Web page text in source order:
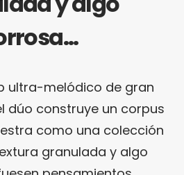
ultra-melódico de gran
dúo construye un corpus
como una colección
granulada y algo